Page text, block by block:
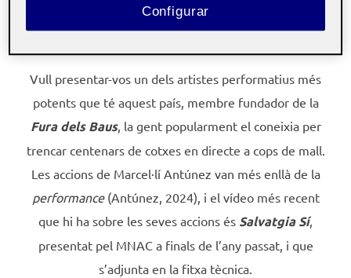
Vull presentar-vos un dels artistes performatius més
potents que té aquest país, membre fundador de la
Fura dels Baus, la gent popularment el coneixia per
trencar centenars de cotxes en directe a cops de mall.
Les accions de Marcel·lí Antúnez van més enllà de la
performance (Antúnez, 2024), i el vídeo més recent
que hi ha sobre les seves accions és Salvatgia Sí,
presentat pel MNAC a finals de l’any passat, i que
s’adjunta en la fitxa tècnica.
Configurar